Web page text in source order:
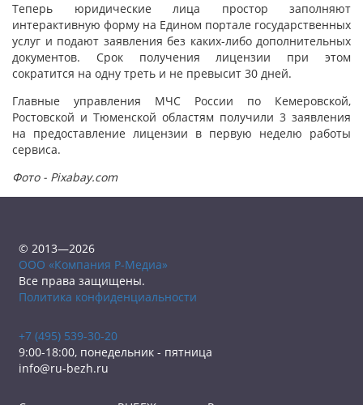
Теперь юридические лица простор заполняют
интерактивную форму на Едином портале государственных
услуг и подают заявления без каких-либо дополнительных
документов. Срок получения лицензии при этом
сократится на одну треть и не превысит 30 дней.
Главные управления МЧС России по Кемеровской,
Ростовской и Тюменской областям получили 3 заявления
на предоставление лицензии в первую неделю работы
сервиса.
Фото - Pixabay.com
© 2013—2026
ООО «Компания Р-Медиа»
Все права защищены.
Политика конфиденциальности
+7 (495) 539-30-20
9:00-18:00, понедельник - пятница
info@ru-bezh.ru